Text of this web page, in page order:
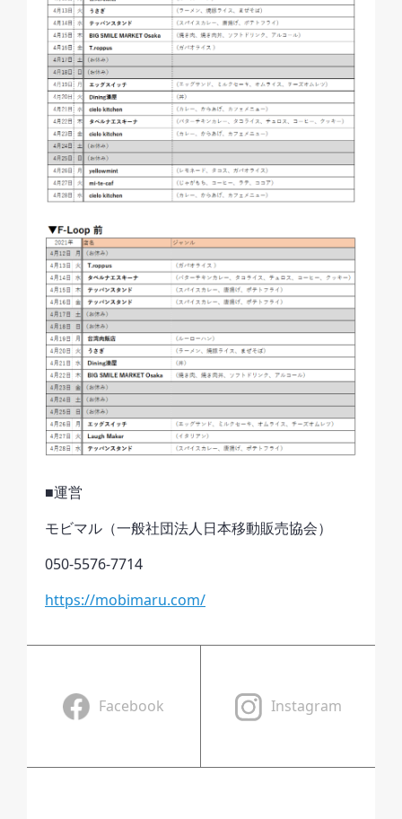
■運営
モビマル（一般社団法人日本移動販売協会）
050-5576-7714
https://mobimaru.com/
Facebook Instagram